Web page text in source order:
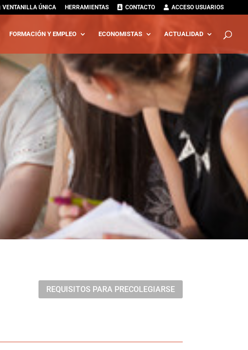
VENTANILLA ÚNICA HERRAMIENTAS CONTACTO ACCESO USUARIOS
FORMACIÓN Y EMPLEO ECONOMISTAS ACTUALIDAD
REQUISITOS PARA PRECOLEGIARSE